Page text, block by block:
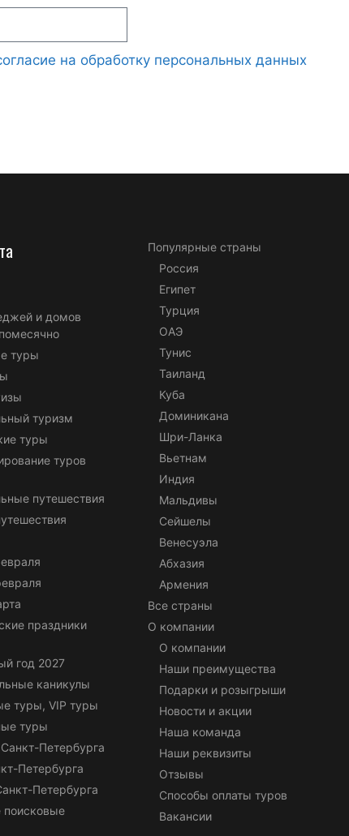
на обработку персональных данных
и домов
туры
туризм
туры
туров
путешествия
праздники
год 2027
каникулы
туры, VIP туры
туры
Петербурга
Петербурга
Петербурга
поисковые
Популярные страны
Россия
Египет
Турция
ОАЭ
Тунис
Таиланд
Куба
Доминикана
Шри-Ланка
Вьетнам
Индия
Мальдивы
Сейшелы
Венесуэла
Абхазия
Армения
Все страны
О компании
О компании
Наши преимущества
Подарки и розыгрыши
Новости и акции
Наша команда
Наши реквизиты
Отзывы
Способы оплаты туров
Вакансии